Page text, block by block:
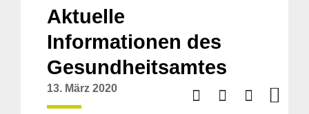
Aktuelle
Informationen des
Gesundheitsamtes
13. März 2020